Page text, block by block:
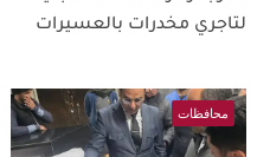
لتاجري مخدرات بالعسيرات
محافظات